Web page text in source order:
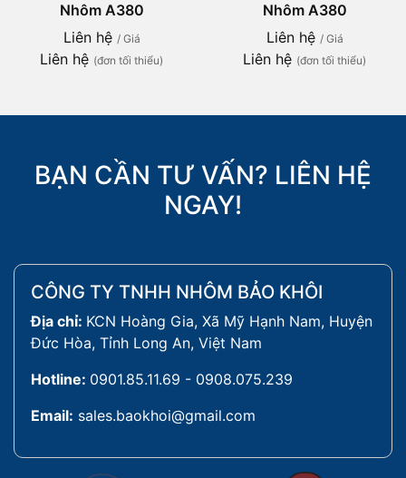
Nhôm A380
Liên hệ / Giá
Liên hệ (đơn tối thiểu)
Nhôm A380
Liên hệ / Giá
Liên hệ (đơn tối thiểu)
BẠN CẦN TƯ VẤN? LIÊN HỆ
NGAY!
CÔNG TY TNHH NHÔM BẢO KHÔI
Địa chỉ: KCN Hoàng Gia, Xã Mỹ Hạnh Nam, Huyện
Đức Hòa, Tỉnh Long An, Việt Nam
Hotline: 0901.85.11.69 - 0908.075.239
Email: sales.baokhoi@gmail.com